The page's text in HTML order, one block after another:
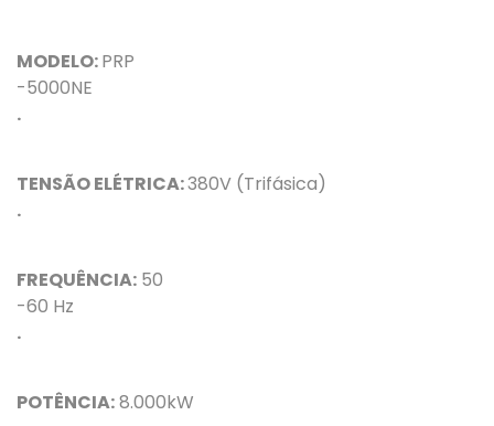
MODELO:PRP
-5000NE
.
TENSÃO ELÉTRICA:380V (Trifásica)
.
FREQUÊNCIA: 50
-60 Hz
.
POTÊNCIA:8.000kW